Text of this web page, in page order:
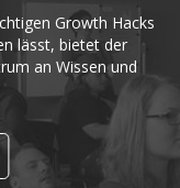
Growth Hacks
lässt, bietet der
an Wissen und